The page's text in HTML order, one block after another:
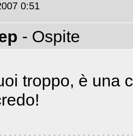
0:51
- Ospite
troppo, è una